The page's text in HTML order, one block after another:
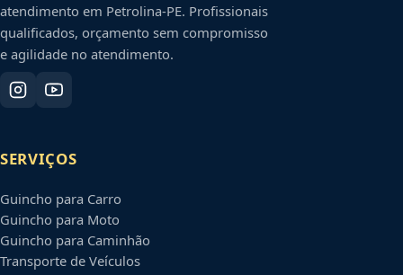
atendimento em Petrolina-PE. Profissionais
qualificados, orçamento sem compromisso
e agilidade no atendimento.
SERVIÇOS
Guincho para Carro
Guincho para Moto
Guincho para Caminhão
Transporte de Veículos